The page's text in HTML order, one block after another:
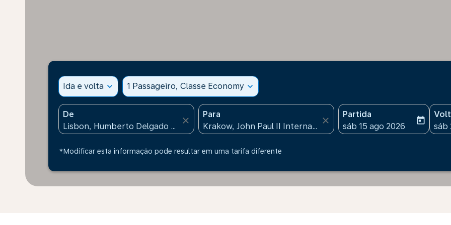
Ida e volta expand_more 1 Passageiro, Classe Economy expand_more
De
close
Para
close
Partida
fc-booking-departure-
sáb 15 ago 2026
today
fc-
sáb
*Modificar esta informação pode resultar em uma tarifa diferente